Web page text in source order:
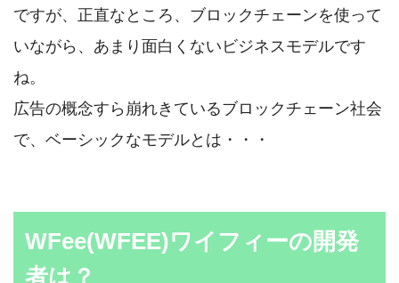
ですが、正直なところ、ブロックチェーンを使って
いながら、あまり面白くないビジネスモデルです
ね。
広告の概念すら崩れきているブロックチェーン社会
で、ベーシックなモデルとは・・・
WFee(WFEE)ワイフィーの開発
者は？